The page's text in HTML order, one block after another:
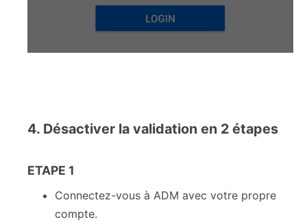
4. Désactiver la validation en 2 étapes
ETAPE 1
Connectez-vous à ADM avec votre propre
compte.